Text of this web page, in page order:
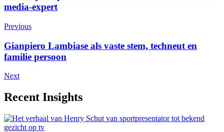
media-expert
Previous
Gianpiero Lambiase als vaste stem, techneut en
familie persoon
Next
Recent Insights